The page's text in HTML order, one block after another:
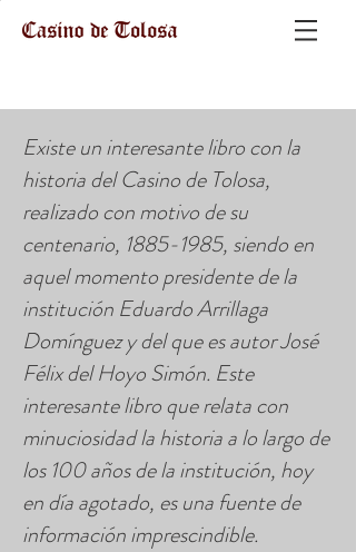
Existe un interesante libro con la
historia del Casino de Tolosa,
realizado con motivo de su
centenario, 1885-1985, siendo en
aquel momento presidente de la
institución Eduardo Arrillaga
Domínguez y del que es autor José
Félix del Hoyo Simón. Este
interesante libro que relata con
minuciosidad la historia a lo largo de
los 100 años de la institución, hoy
en día agotado, es una fuente de
información imprescindible.